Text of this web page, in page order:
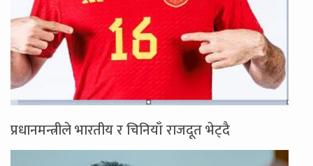
प्रधानमन्त्रीले भारतीय र चिनियाँ राजदूत भेट्दै